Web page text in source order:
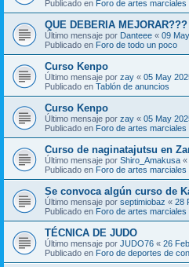
Publicado en Foro de artes marciales
QUE DEBERIA MEJORAR???
Último mensaje por Danteee « 09
Publicado en Foro de todo un poco
Curso Kenpo
Último mensaje por zay « 05 May
Publicado en Tablón de anuncios
Curso Kenpo
Último mensaje por zay « 05 May
Publicado en Foro de artes marciales
Curso de naginatajutsu en
Último mensaje por Shiro_Amakusa «
Publicado en Foro de artes marciales
Se convoca algún curso de
Último mensaje por septimiobaz « 28
Publicado en Foro de artes marciales
TÉCNICA DE JUDO
Último mensaje por JUDO76 « 26
Publicado en Foro de deportes de